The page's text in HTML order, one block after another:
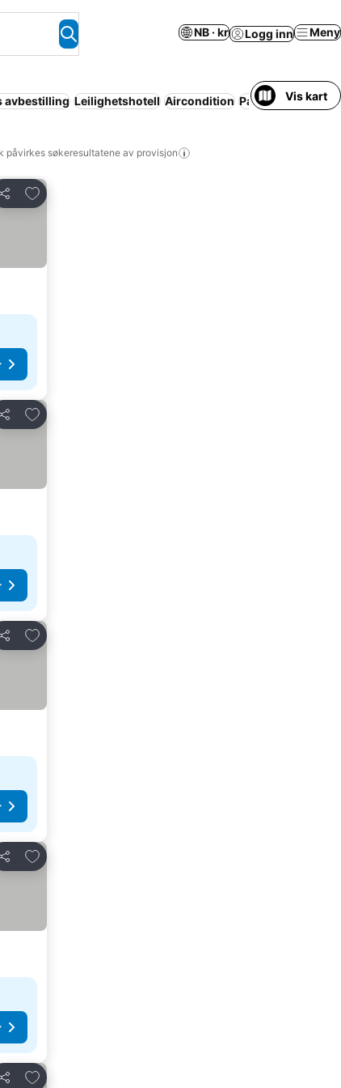
NB · kr Logg inn Meny
avbestilling Leilighetshotell Aircondition Parkering Helt
Vis kart
påvirkes søkeresultatene av provisjon
Del
Legg til i favoritter
Del
Legg til i favoritter
Del
Legg til i favoritter
Del
Legg til i favoritter
Del
Legg til i favoritter